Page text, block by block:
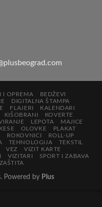
I OPREMA
BEDŽEVI
DIGITALNA ŠTAMPA
FLAJERI
KALENDARI
KIŠOBRANI
KOVERTE
LEPOTA
MAJICE
KESE OLOVKE
PLAKAT
ROKOVNICI
ROLL-UP
TEHNOLOGIJA
TEKSTIL
VEZ
VIZIT KARTE
VIZITARI
SPORT I ZABAVA
. Powered by Plus